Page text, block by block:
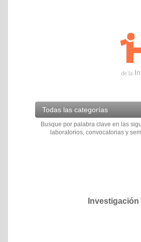
Todas las categorías
Busque por palabra clave en las
laboratorios, convocatorias y